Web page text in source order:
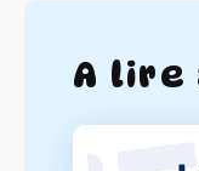
A lire